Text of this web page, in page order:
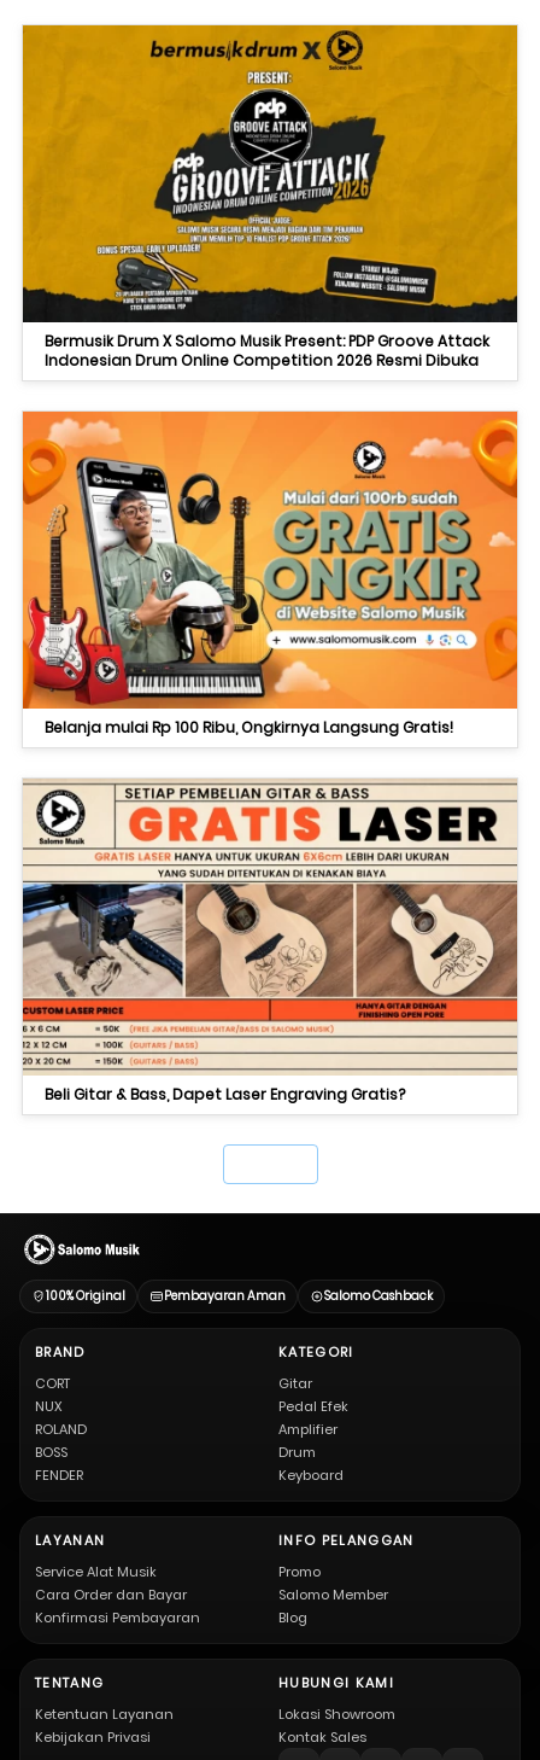
Bermusik Drum X Salomo Musik Present: PDP Groove Attack
Indonesian Drum Online Competition 2026 Resmi Dibuka
Belanja mulai Rp 100 Ribu, Ongkirnya Langsung Gratis!
Beli Gitar & Bass, Dapet Laser Engraving Gratis?
100% Original Pembayaran Aman Salomo Cashback
BRAND
CORT
NUX
ROLAND
BOSS
FENDER
KATEGORI
Gitar
Pedal Efek
Amplifier
Drum
Keyboard
LAYANAN
Service Alat Musik
Cara Order dan Bayar
Konfirmasi Pembayaran
INFO PELANGGAN
Promo
Salomo Member
Blog
TENTANG
Ketentuan Layanan
Kebijakan Privasi
HUBUNGI KAMI
Lokasi Showroom
Kontak Sales